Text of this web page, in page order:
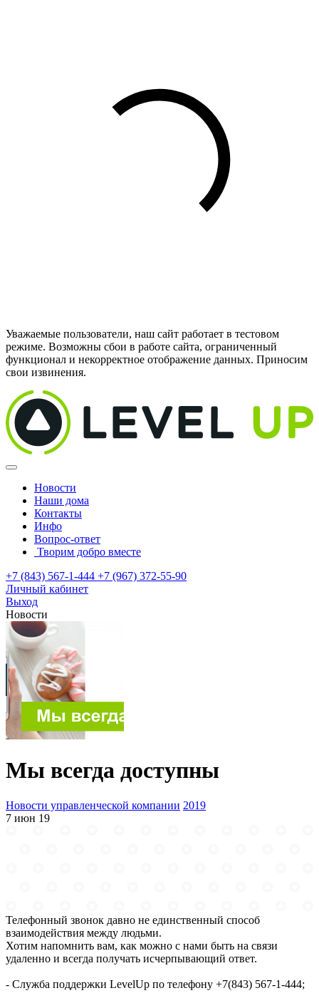
Уважаемые пользователи, наш сайт работает в тестовом
режиме. Возможны сбои в работе сайта, ограниченный
функционал и некорректное отображение данных. Приносим
свои извинения.
Новости
Наши дома
Контакты
Инфо
Вопрос-ответ
Творим добро вместе
+7 (843) 567-1-444 +7 (967) 372-55-90
Личный кабинет
Выход
Новости
Мы всегда доступны
Новости управленческой компании 2019
7 июн 19
Телефонный звонок давно не единственный способ
взаимодействия между людьми.
Хотим напомнить вам, как можно с нами быть на связи
удаленно и всегда получать исчерпывающий ответ.
- Служба поддержки LevelUp по телефону +7(843) 567-1-444;